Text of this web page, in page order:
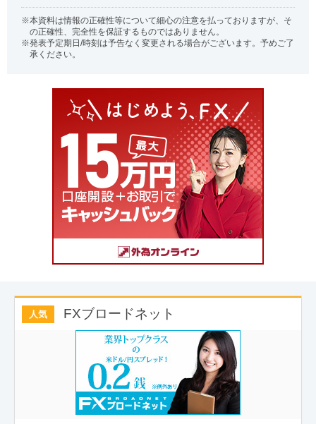
本資料は情報の正確性等について細心の注意を払っておりますが、そ
の正確性、完全性を保証するものではありません。
発表予定期日/時刻は予告なく変更される場合がございます。予めご了
承ください。
人気 FXブロードネット